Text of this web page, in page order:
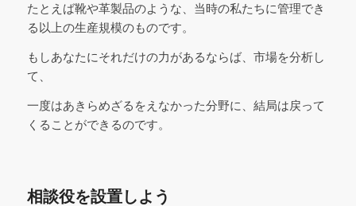
たとえば靴や革製品のような、当時の私たちに管理でき
る以上の生産規模のものです。
もしあなたにそれだけの力があるならば、市場を分析し
て、
一度はあきらめざるをえなかった分野に、結局は戻って
くることができるのです。
相談役を設置しよう